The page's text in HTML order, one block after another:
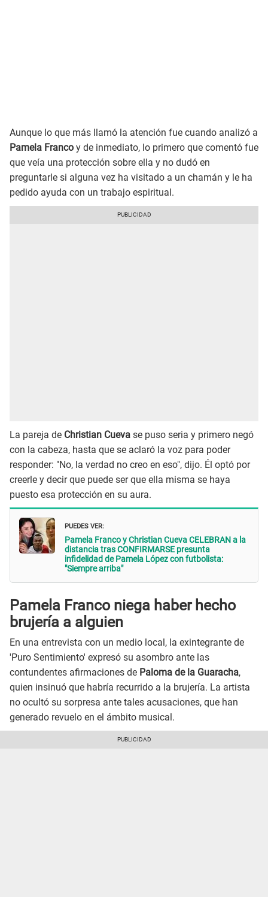
Aunque lo que más llamó la atención fue cuando analizó a
Pamela Franco y de inmediato, lo primero que comentó fue
que veía una protección sobre ella y no dudó en
preguntarle si alguna vez ha visitado a un chamán y le ha
pedido ayuda con un trabajo espiritual.
La pareja de Christian Cueva se puso seria y primero negó
con la cabeza, hasta que se aclaró la voz para poder
responder: "No, la verdad no creo en eso", dijo. Él optó por
creerle y decir que puede ser que ella misma se haya
puesto esa protección en su aura.
PUEDES VER:
Pamela Franco y Christian Cueva CELEBRAN a la
distancia tras CONFIRMARSE presunta
infidelidad de Pamela López con futbolista:
"Siempre arriba"
Pamela Franco niega haber hecho
brujería a alguien
En una entrevista con un medio local, la exintegrante de
'Puro Sentimiento' expresó su asombro ante las
contundentes afirmaciones de Paloma de la Guaracha,
quien insinuó que habría recurrido a la brujería. La artista
no ocultó su sorpresa ante tales acusaciones, que han
generado revuelo en el ámbito musical.